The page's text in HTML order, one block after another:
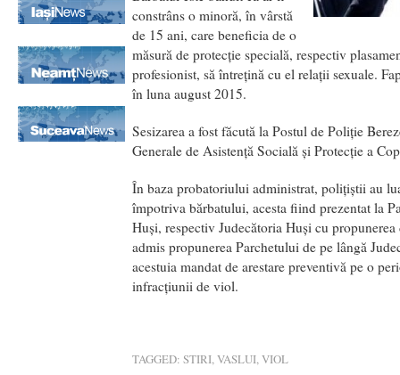
constrâns o minoră, în vârstă
de 15 ani, care beneficia de o
măsură de protecţie specială, respectiv
profesionist, să întrețină cu el relații sexuale.
în luna august 2015.
Sesizarea a fost făcută la Postul de Poliție
Generale de Asistență Socială și Protecție a
În baza probatoriului administrat, polițiștii au
împotriva bărbatului, acesta fiind prezentat la
Huși, respectiv Judecătoria Huși cu
admis propunerea Parchetului de pe lângă
acestuia mandat de arestare preventivă pe o
infracţiunii de viol.
TAGGED: STIRI,VASLUI,VIOL